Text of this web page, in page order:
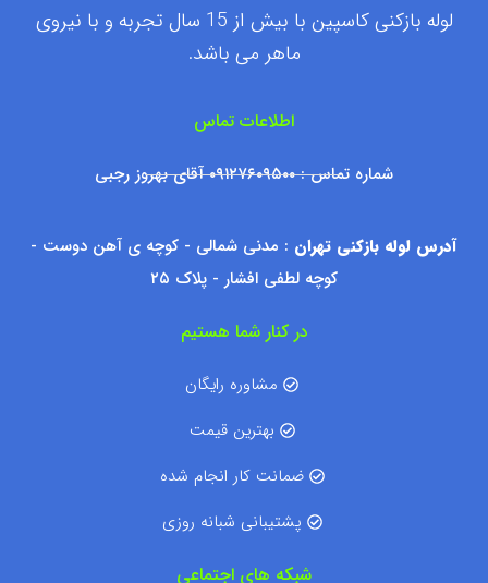
لوله بازکنی کاسپین با بیش از 15 سال تجربه و با نیروی
ماهر می باشد.
اطلاعات تماس
شماره تماس : ۰۹۱۲۷۶۰۹۵۰۰ آقای بهروز رجبی
آدرس لوله بازکنی تهران : مدنی شمالی - کوچه ی آهن دوست -
کوچه لطفی افشار - پلاک ۲۵
در کنار شما هستیم
مشاوره رایگان
بهترین قیمت
ضمانت کار انجام شده
پشتیبانی شبانه روزی
شبکه های اجتماعی